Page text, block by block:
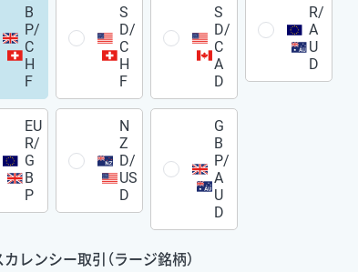
B
P/
C
H
F
S
D/
C
H
F
S
D/
C
A
D
R/
A
U
D
EU
R/
G
B
P
N
Z
D/
US
D
G
B
P/
A
U
D
レンシー取引（ラージ銘柄）